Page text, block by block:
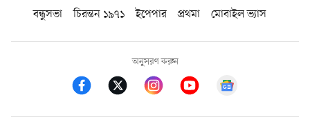
বন্ধুসভা
চিরন্তন ১৯৭১ ইপেপার প্রথমা মোবাইল ভ্যাস
অনুসরণ করুন